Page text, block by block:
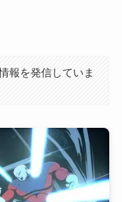
報を発信していま